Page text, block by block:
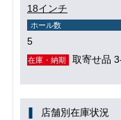
18インチ
ホール数
5
在庫・納期 取寄せ品
店舗別在庫状況